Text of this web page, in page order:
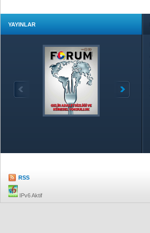
YAYINLAR
RSS
IPv6 Aktif